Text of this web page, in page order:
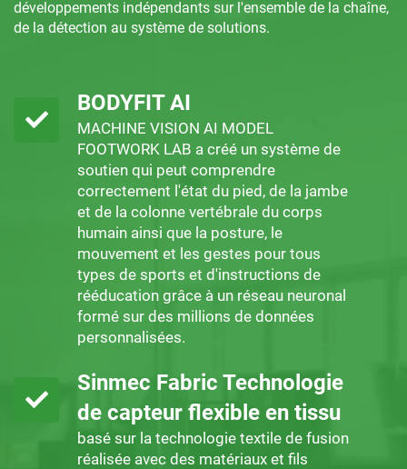
développements indépendants sur l'ensemble de la chaîne,
de la détection au système de solutions.
BODYFIT AI
MACHINE VISION AI MODEL
FOOTWORK LAB a créé un système de
soutien qui peut comprendre
correctement l'état du pied, de la jambe
et de la colonne vertébrale du corps
humain ainsi que la posture, le
mouvement et les gestes pour tous
types de sports et d'instructions de
rééducation grâce à un réseau neuronal
formé sur des millions de données
personnalisées.
Sinmec Fabric Technologie
de capteur flexible en tissu
basé sur la technologie textile de fusion
réalisée avec des matériaux et fils